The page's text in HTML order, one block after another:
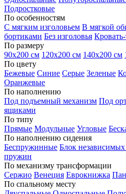
Подростковые
По особенностям
С мягким изголовьем В мягкой
бортиками Без изголовья Кровать-
По размеру
90х200 см 120х200 см 140х200 см
По цвету
Бежевые Синие Серые Зеленые
Оранжевые
По наполнению
Под подъемный механизм Под
ящиками
По типу
Прямые Модульные Угловые
По наполнению сидения
Беспружинные Блок
пружин
По механизму трансформации
Сержио Венеция Еврокнижка
По спальному месту